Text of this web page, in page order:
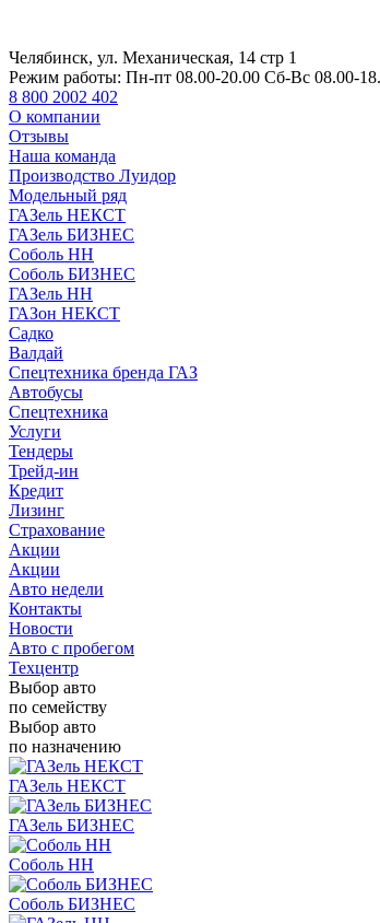
Челябинск, ул. Механическая, 14 стр 1
Режим работы: Пн-пт 08.00-20.00 Сб-Вс 08.00-
8 800 2002 402
О компании
Отзывы
Наша команда
Производство Луидор
Модельный ряд
ГАЗель НЕКСТ
ГАЗель БИЗНЕС
Соболь НН
Соболь БИЗНЕС
ГАЗель НН
ГАЗон НЕКСТ
Садко
Валдай
Спецтехника бренда ГАЗ
Автобусы
Спецтехника
Услуги
Тендеры
Трейд-ин
Кредит
Лизинг
Страхование
Акции
Акции
Авто недели
Контакты
Новости
Авто с пробегом
Техцентр
Выбор авто
по семейству
Выбор авто
по назначению
ГАЗель НЕКСТ
ГАЗель БИЗНЕС
Соболь НН
Соболь БИЗНЕС